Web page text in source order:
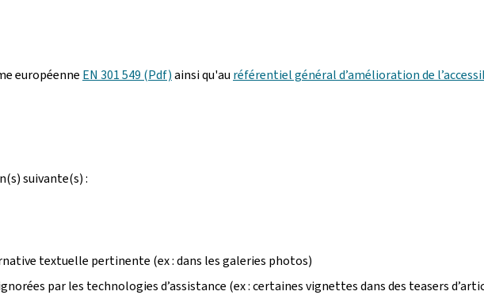
européenne EN 301 549 (Pdf)ainsi qu'au référentiel général d’amélioration de
suivante(s) :
textuelle pertinente (ex : dans les galeries photos)
par les technologies d’assistance (ex : certaines vignettes dans des teasers